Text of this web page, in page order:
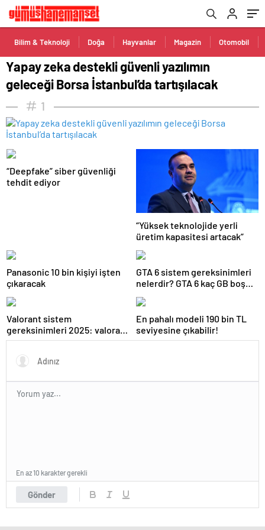
Bilim & Teknoloji Doğa Hayvanlar Magazin Otomobil
Yapay zeka destekli güvenli yazılımın
geleceği Borsa İstanbul’da tartışılacak
1
“Deepfake” siber güvenliği
tehdit ediyor
“Yüksek teknolojide yerli
üretim kapasitesi artacak”
Panasonic 10 bin kişiyi işten
çıkaracak
GTA 6 sistem gereksinimleri
nelerdir? GTA 6 kaç GB boş
alan istiyor?
Valorant sistem
gereksinimleri 2025: valorant
kaç gb yer kaplar?
En pahalı modeli 190 bin TL
seviyesine çıkabilir!
Gönder
En az 10 karakter gerekli